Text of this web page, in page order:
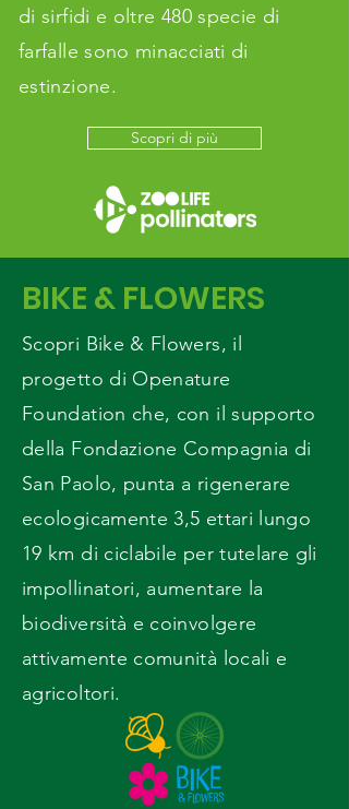
di sirfidi e oltre 480 specie di
farfalle sono minacciati di
estinzione.
Scopri di più
BIKE & FLOWERS
Scopri Bike & Flowers, il
progetto di Openature
Foundation che, con il supporto
della Fondazione Compagnia di
San Paolo, punta a rigenerare
ecologicamente 3,5 ettari lungo
19 km di ciclabile per tutelare gli
impollinatori, aumentare la
biodiversità e coinvolgere
attivamente comunità locali e
agricoltori.